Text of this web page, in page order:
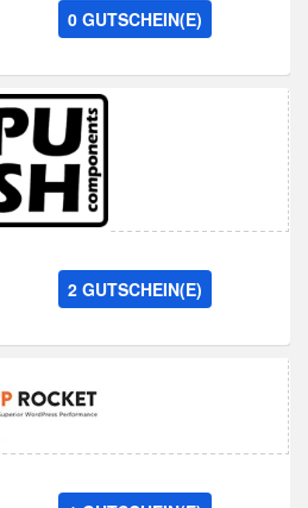
0 GUTSCHEIN(E)
2 GUTSCHEIN(E)